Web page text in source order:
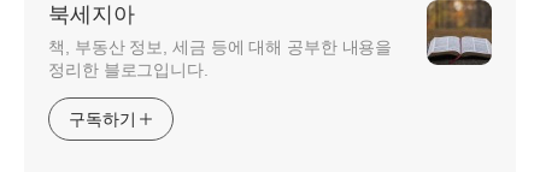
북세지아
책, 부동산 정보, 세금 등에 대해 공부한 내용을
정리한 블로그입니다.
구독하기